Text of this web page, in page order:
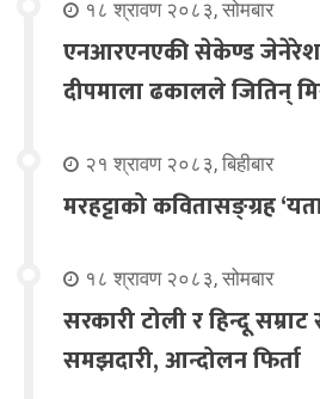
१८ श्रावण २०८३, सोमबार
एनआरएनएकी सेकेण्ड
दीपमाला ढकालले जितिन्
२१ श्रावण २०८३, बिहीबार
मरहट्टाको कवितासङ्ग्रह
१८ श्रावण २०८३, सोमबार
सरकारी टोली र हिन्दू
समझदारी, आन्दोलन फिर्ता